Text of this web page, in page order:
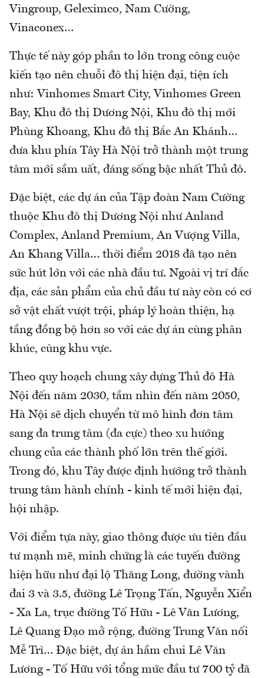
Vingroup, Geleximco, Nam Cường,
Vinaconex…
Thực tế này góp phần to lớn trong công cuộc
kiến tạo nên chuỗi đô thị hiện đại, tiện ích
như: Vinhomes Smart City, Vinhomes Green
Bay, Khu đô thị Dương Nội, Khu đô thị mới
Phùng Khoang, Khu đô thị Bắc An Khánh…
đưa khu phía Tây Hà Nội trở thành một trung
tâm mới sầm uất, đáng sống bậc nhất Thủ đô.
Đặc biệt, các dự án của Tập đoàn Nam Cường
thuộc Khu đô thị Dương Nội như Anland
Complex, Anland Premium, An Vượng Villa,
An Khang Villa… thời điểm 2018 đã tạo nên
sức hút lớn với các nhà đầu tư. Ngoài vị trí đắc
địa, các sản phẩm của chủ đầu tư này còn có cơ
sở vật chất vượt trội, pháp lý hoàn thiện, hạ
tầng đồng bộ hơn so với các dự án cùng phân
khúc, cùng khu vực.
Theo quy hoạch chung xây dựng Thủ đô Hà
Nội đến năm 2030, tầm nhìn đến năm 2050,
Hà Nội sẽ dịch chuyển từ mô hình đơn tâm
sang đa trung tâm (đa cực) theo xu hướng
chung của các thành phố lớn trên thế giới.
Trong đó, khu Tây được định hướng trở thành
trung tâm hành chính - kinh tế mới hiện đại,
hội nhập.
Với điểm tựa này, giao thông được ưu tiên đầu
tư mạnh mẽ, minh chứng là các tuyến đường
hiện hữu như đại lộ Thăng Long, đường vành
đai 3 và 3.5, đường Lê Trọng Tấn, Nguyễn Xiển
- Xa La, trục đường Tố Hữu - Lê Văn Lương,
Lê Quang Đạo mở rộng, đường Trung Văn nối
Mễ Trì… Đặc biệt, dự án hầm chui Lê Văn
Lương - Tố Hữu với tổng mức đầu tư 700 tỷ đã